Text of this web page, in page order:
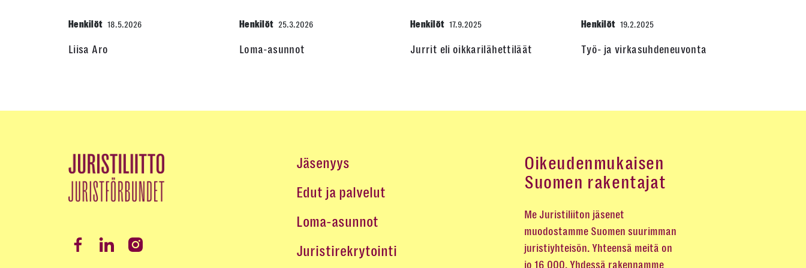
Henkilöt 18.5.2026
Liisa Aro
Henkilöt 25.3.2026
Loma-asunnot
Henkilöt 17.9.2025
Jurrit eli oikkarilähettiläät
Henkilöt 19.2.2025
Työ- ja virkasuhdeneuvonta
Jäsenyys
Edut ja palvelut
Loma-asunnot
Juristirekrytointi
Oikeudenmukaisen
Suomen rakentajat
Me Juristiliiton jäsenet
muodostamme Suomen suurimman
juristiyhteisön. Yhteensä meitä on
jo 16 000. Yhdessä rakennamme